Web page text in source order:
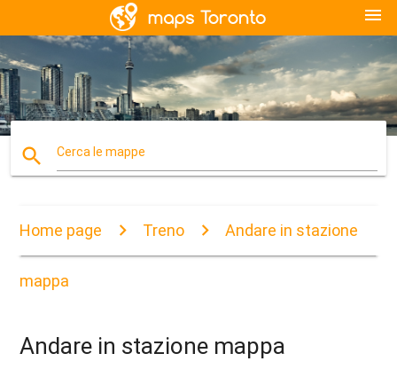
menu
search Cerca le mappe
Home page Treno Andare in stazione
mappa
Andare in stazione mappa